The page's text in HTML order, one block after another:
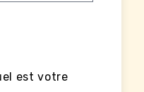
est votre